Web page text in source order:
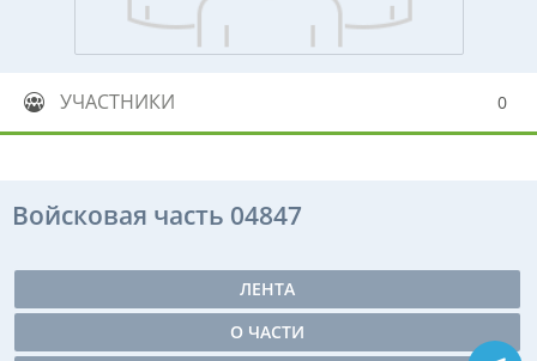
УЧАСТНИКИ 0
Войсковая часть 04847
ЛЕНТА
О ЧАСТИ